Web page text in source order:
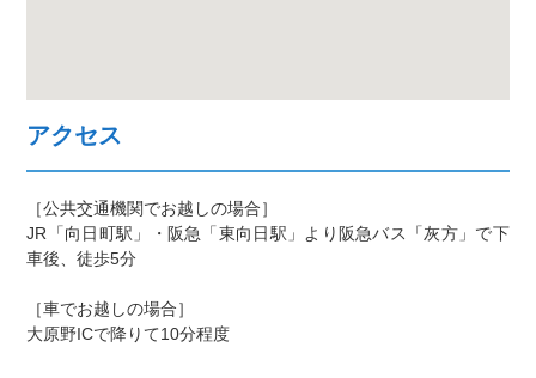
アクセス
［公共交通機関でお越しの場合］
JR「向日町駅」・阪急「東向日駅」より阪急バス「灰方」で下
車後、徒歩5分
［車でお越しの場合］
大原野ICで降りて10分程度